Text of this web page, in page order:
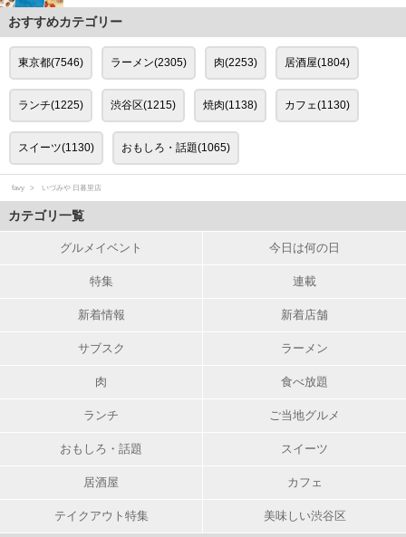
おすすめカテゴリー
東京都(7546) ラーメン(2305) 肉(2253) 居酒屋(1804)
ランチ(1225) 渋谷区(1215) 焼肉(1138) カフェ(1130)
スイーツ(1130) おもしろ・話題(1065)
favy いづみや 日暮里店
カテゴリ一覧
グルメイベント 今日は何の日
特集 連載
新着情報 新着店舗
サブスク ラーメン
肉 食べ放題
ランチ ご当地グルメ
おもしろ・話題 スイーツ
居酒屋 カフェ
テイクアウト特集 美味しい渋谷区